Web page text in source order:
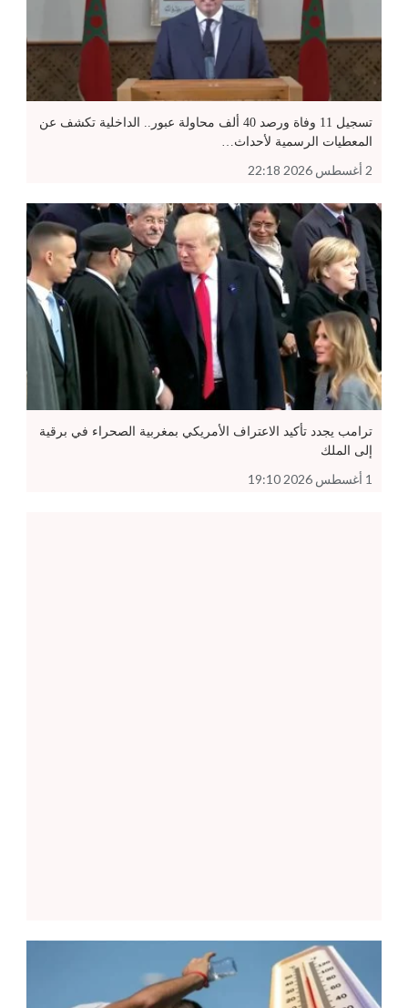
تسجيل 11 وفاة ورصد 40 ألف محاولة عبور.. الداخلية تكشف عن
المعطيات الرسمية لأحداث…
2 أغسطس 2026 22:18
ترامب يجدد تأكيد الاعتراف الأمريكي بمغربية الصحراء في برقية
إلى الملك
1 أغسطس 2026 19:10